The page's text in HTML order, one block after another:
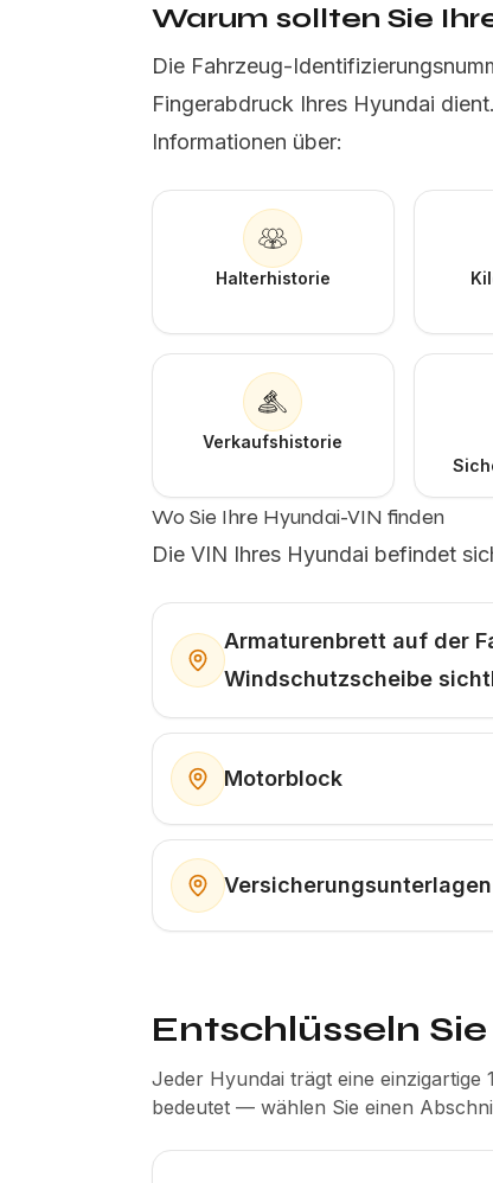
Warum sollten Sie
Die Fahrzeug-
Fingerabdruck Ihres Hyundai
Informationen über:
Halterhistorie
Verkaufshistorie
Wo Sie Ihre Hyundai-VIN finden
Die VIN Ihres Hyundai befindet
Armaturenbrett auf der
Windschutzscheibe
Motorblock
Versicherungsunterlagen
Entschlüsseln
Jeder Hyundai trägt eine einzigartige
bedeutet — wählen Sie einen